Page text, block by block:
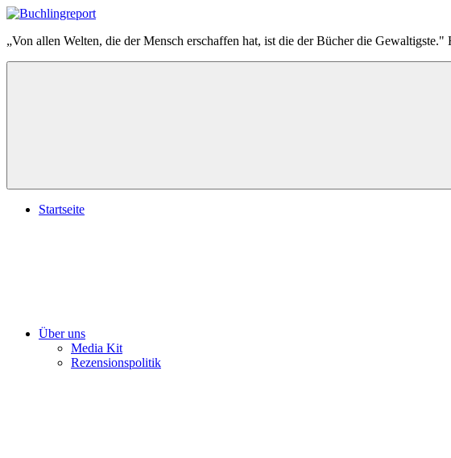
Zum
springen
Buchlingreport
„Von allen Welten, die der Mensch erschaffen hat, ist die der Bücher die Gewaltigste."
Startseite
Über uns
Media Kit
Rezensionspolitik